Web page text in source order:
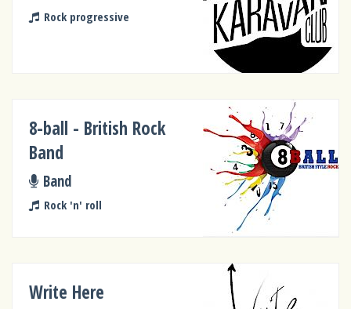
Rock progressive
8-ball - British Rock
Band
Band
Rock 'n' roll
Write Here